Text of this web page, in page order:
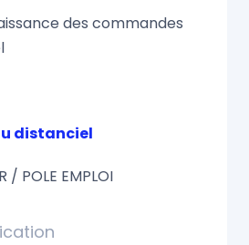
des commandes
distanciel
/ POLE EMPLOI